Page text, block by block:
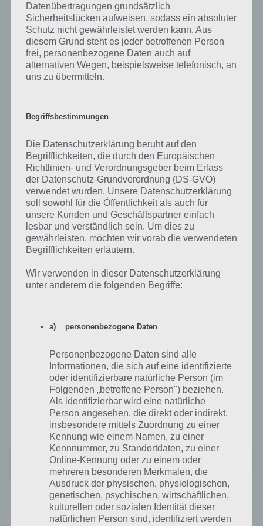
App herunterladen
Auch wenn Fusion Dot stark vom Klassiker 2048 inspiriert ist, zeigt es
genug neue und frische Merkmale, um eine absolute
Downloadempfehlung zu werden. Die verschiedenen Missionen sind
abwechslungsreich, herausfordernd und beschäftigen sogar Casual
Gamer über Stunden. Dabei können Windows Phone Nutzer sogar
noch profitieren und ihren Xbox Gamescore erhöhen, da Fusion Dot
ein Spiel für Xbox Live ist.
Fusion Dot für Android im Google Play Store
Die Spieleapp ist kostenlos im Google Play Store erhältlich. Man
benötigt mindestens Android 4.0.3 oder neuer um Fusion Dot
spielen zu können. Aktuell hat die App eine Bewertung von 4,2
Sternen. Zum Google Play Store:
Fusion Dot
Preis:Kostenlos+
App für iPhone, iPad und iPod touch im
iTunes App Store
Datenübertragungen grundsätzlich
Sicherheitslücken aufweisen, sodass ein absoluter
Schutz nicht gewährleistet werden kann. Aus
diesem Grund steht es jeder betroffenen Person
frei, personenbezogene Daten auch auf
alternativen Wegen, beispielsweise telefonisch, an
uns zu übermitteln.
Begriffsbestimmungen
Die Datenschutzerklärung beruht auf den
Begrifflichkeiten, die durch den Europäischen
Richtlinien- und Verordnungsgeber beim Erlass
der Datenschutz-Grundverordnung (DS-GVO)
verwendet wurden. Unsere Datenschutzerklärung
soll sowohl für die Öffentlichkeit als auch für
unsere Kunden und Geschäftspartner einfach
lesbar und verständlich sein. Um dies zu
gewährleisten, möchten wir vorab die verwendeten
Begrifflichkeiten erläutern.
Wir verwenden in dieser Datenschutzerklärung
unter anderem die folgenden Begriffe:
a) personenbezogene Daten
Personenbezogene Daten sind alle
Informationen, die sich auf eine identifizierte
oder identifizierbare natürliche Person (im
Folgenden „betroffene Person") beziehen.
Als identifizierbar wird eine natürliche
Person angesehen, die direkt oder indirekt,
insbesondere mittels Zuordnung zu einer
Kennung wie einem Namen, zu einer
Kennnummer, zu Standortdaten, zu einer
Online-Kennung oder zu einem oder
mehreren besonderen Merkmalen, die
Ausdruck der physischen, physiologischen,
genetischen, psychischen, wirtschaftlichen,
kulturellen oder sozialen Identität dieser
natürlichen Person sind, identifiziert werden